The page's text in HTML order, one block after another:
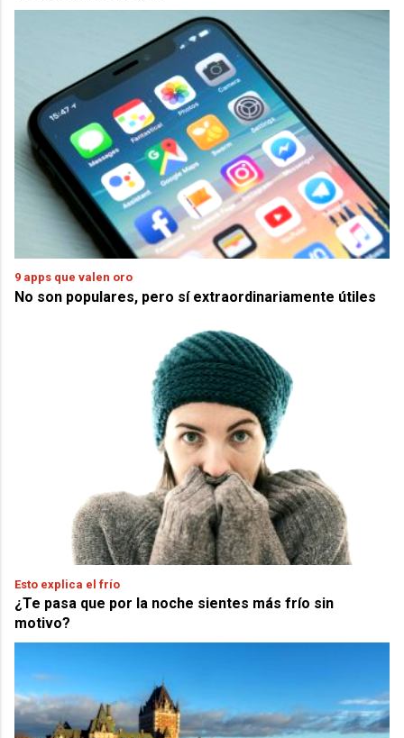
9 apps que valen oro
No son populares, pero sí extraordinariamente útiles
Esto explica el frío
¿Te pasa que por la noche sientes más frío sin
motivo?